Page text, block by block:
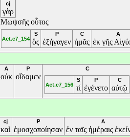
cj
γὰρ
Μωψσῆς οὗτος
Act.c7_154
S
ὃς
P
ἐξήγαγεν
C
ἡμᾶς
A
ἐκ γῆς
A
οὐκ
P
οἴδαμεν
C
Act.c7_156
S
τί
P
ἐγένετο
C
αὐτῷ
cj
καὶ
P
ἐμοσχοποίησαν
A
ἐν ταῖς ἡμέραις